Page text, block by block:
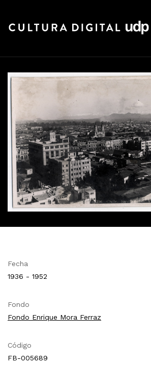
Fecha
1936 - 1952
Fondo
Fondo Enrique Mora Ferraz
Código
FB-005689